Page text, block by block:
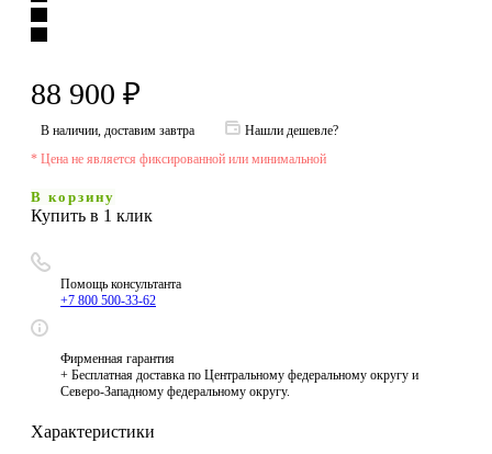
88 900 ₽
В наличии, доставим завтра
Нашли дешевле?
* Цена не является фиксированной или минимальной
В корзину
Купить в 1 клик
Помощь консультанта
+7 800 500-33-62
Фирменная гарантия
+ Бесплатная доставка по Центральному федеральному округу и
Северо-Западному федеральному округу.
Характеристики